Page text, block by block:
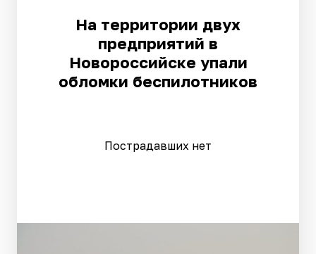
На территории двух
предприятий в
Новороссийске упали
обломки беспилотников
Пострадавших нет